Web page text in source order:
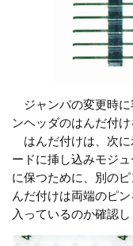
ジャンパの変更時に
ンヘッダのはんだ付け
はんだ付けは、次に
ードに挿し込みモジ
に保つために、別の
んだ付けは両端のピ
入っているのか確認し